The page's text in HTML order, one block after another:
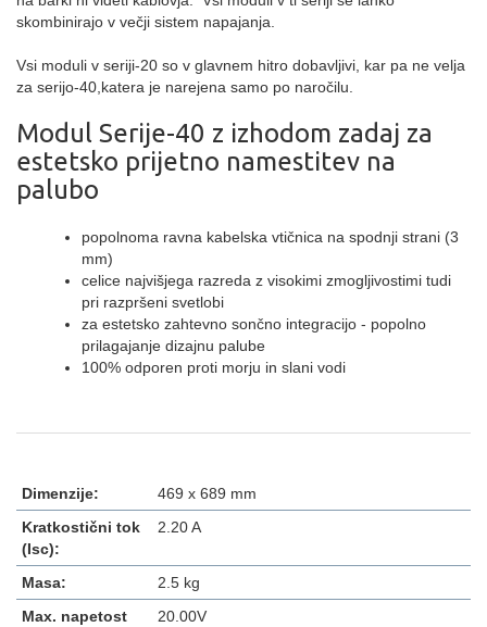
skombinirajo v večji sistem napajanja.
Vsi moduli v seriji-20 so v glavnem hitro dobavljivi, kar pa ne velja
za serijo-40,katera je narejena samo po naročilu.
Modul Serije-40 z izhodom zadaj za
estetsko prijetno namestitev na
palubo
popolnoma ravna kabelska vtičnica na spodnji strani (3
mm)
celice najvišjega razreda z visokimi zmogljivostimi tudi
pri razpršeni svetlobi
za estetsko zahtevno sončno integracijo - popolno
prilagajanje dizajnu palube
100% odporen proti morju in slani vodi
Dimenzije:
469 x 689 mm
Kratkostični tok
(Isc):
2.20 A
Masa:
2.5 kg
Max. napetost
20.00V